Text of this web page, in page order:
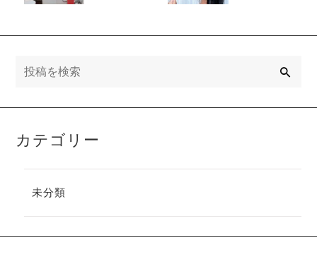
カテゴリー
未分類